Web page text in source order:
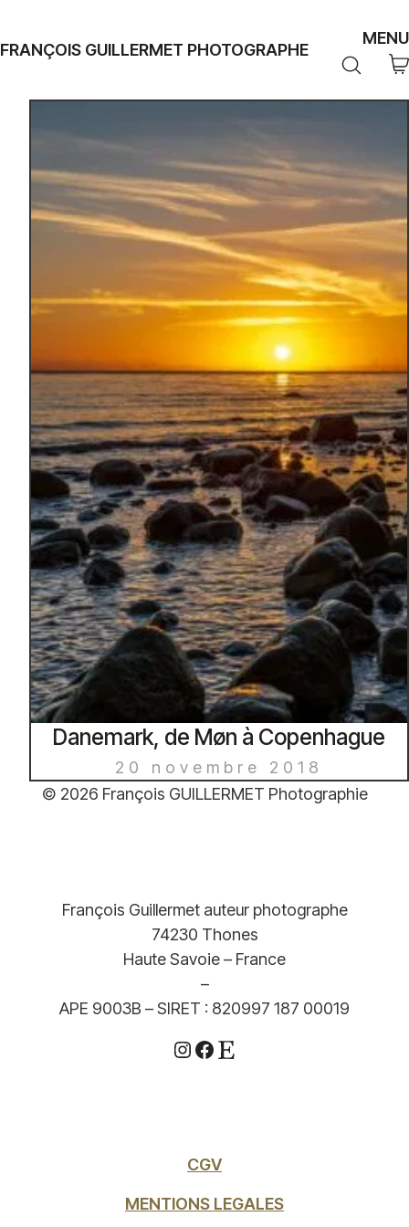
FRANÇOIS GUILLERMET PHOTOGRAPHE
MENU
Danemark, de Møn à Copenhague
20 novembre 2018
© 2026 François GUILLERMET Photographie
François Guillermet auteur photographe
74230 Thones
Haute Savoie – France
–
APE 9003B – SIRET : 820997 187 00019
Instagram
Facebook
Etsy
CGV
MENTIONS LEGALES